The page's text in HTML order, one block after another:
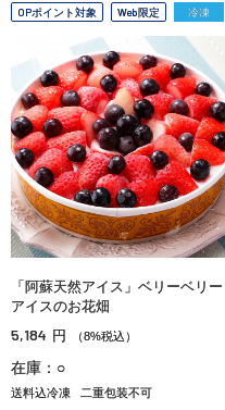
OPポイント対象 Web限定 冷凍
「阿蘇天然アイス」ベリーベリー
アイスのお花畑
5,184 円 （8%税込）
在庫：○
送料込冷凍 二重包装不可